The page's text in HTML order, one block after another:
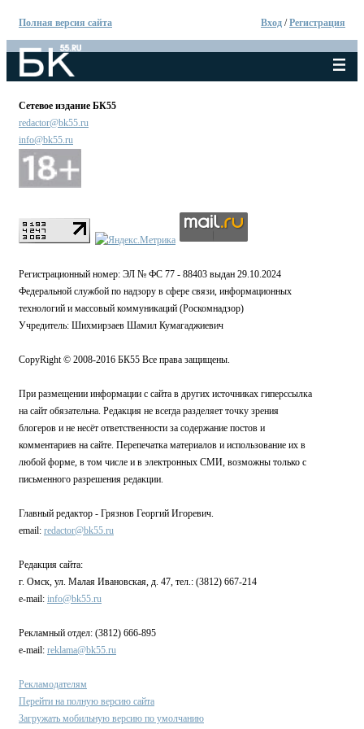
Полная версия сайта Вход /Регистрация
Сетевое издание БК55
redactor@bk55.ru
info@bk55.ru
Регистрационный номер: ЭЛ № ФС 77 - 88403 выдан 29.10.2024
Федеральной службой по надзору в сфере связи, информационных
технологий и массовый коммуникаций (Роскомнадзор)
Учредитель: Шихмирзаев Шамил Кумагаджиевич
CopyRight © 2008-2016 БК55 Все права защищены.
При размещении информации с сайта в других источниках гиперссылка
на сайт обязательна. Редакция не всегда разделяет точку зрения
блогеров и не несёт ответственности за содержание постов и
комментариев на сайте. Перепечатка материалов и использование их в
любой форме, в том числе и в электронных СМИ, возможны только с
письменного разрешения редакции.
Главный редактор - Грязнов Георгий Игоревич.
email: redactor@bk55.ru
Редакция сайта:
г. Омск, ул. Малая Ивановская, д. 47, тел.: (3812) 667-214
e-mail: info@bk55.ru
Рекламный отдел: (3812) 666-895
e-mail: reklama@bk55.ru
Рекламодателям
Перейти на полную версию сайта
Загружать мобильную версию по умолчанию